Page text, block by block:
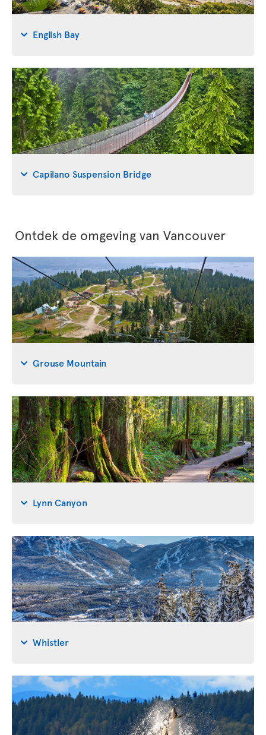
English Bay
Capilano Suspension Bridge
Ontdek de omgeving van Vancouver
Grouse Mountain
Lynn Canyon
Whistler